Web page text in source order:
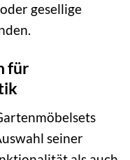
gesellige
für
seiner